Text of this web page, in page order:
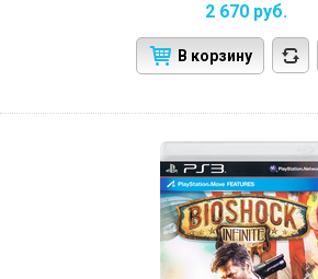
2 670 руб.
В корзину